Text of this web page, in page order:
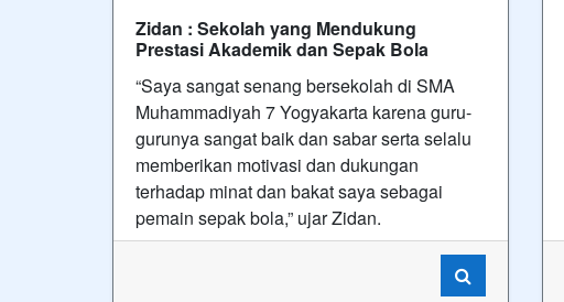
Zidan : Sekolah yang Mendukung
Prestasi Akademik dan Sepak Bola
“Saya sangat senang bersekolah di SMA
Muhammadiyah 7 Yogyakarta karena guru-
gurunya sangat baik dan sabar serta selalu
memberikan motivasi dan dukungan
terhadap minat dan bakat saya sebagai
pemain sepak bola,” ujar Zidan.